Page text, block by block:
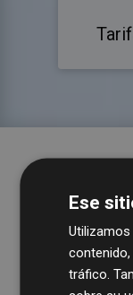
Diputación de
Ese
tráfico.